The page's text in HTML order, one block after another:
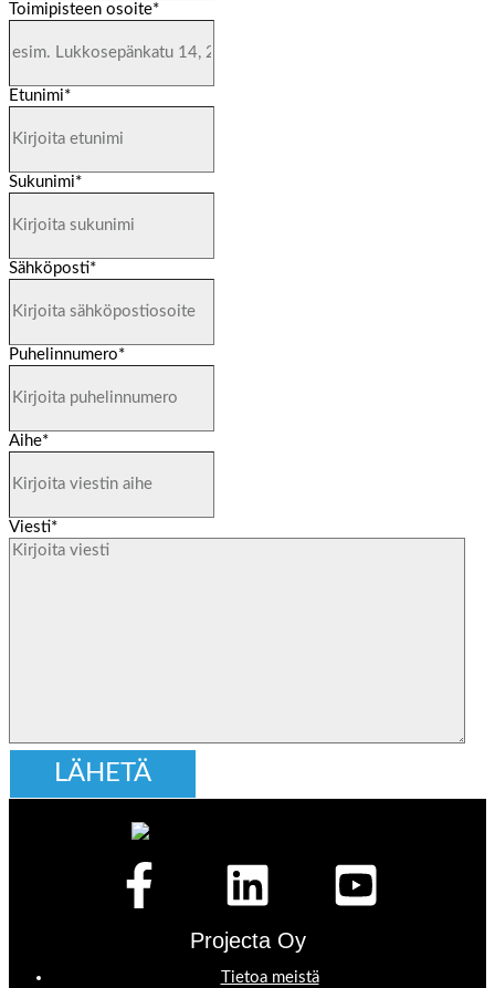
Toimipisteen osoite*
Etunimi*
Sukunimi*
Sähköposti*
Puhelinnumero*
Aihe*
Viesti*
Projecta Oy
Tietoa meistä